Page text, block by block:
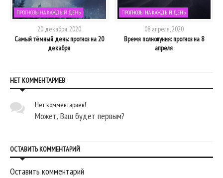
ПРОГНОЗЫ НА КАЖДЫЙ ДЕНЬ
20 декабря, 2020
Самый тёмный день: прогноз на 20
декабря
ПРОГНОЗЫ НА КАЖДЫЙ ДЕНЬ
08 апреля, 2020
Время полнолуния: прогноз на 8
апреля
НЕТ КОММЕНТАРИЕВ
Нет комментариев!
Может, Ваш будет первым?
ОСТАВИТЬ КОММЕНТАРИЙ
Оставить комментарий